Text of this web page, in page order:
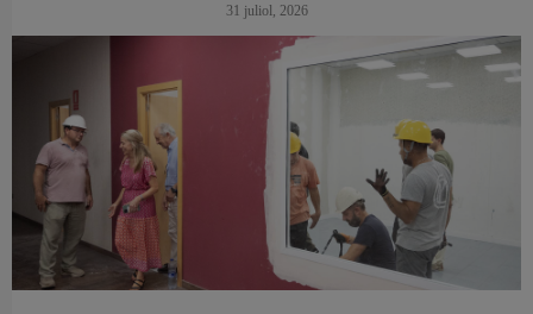
31 juliol, 2026